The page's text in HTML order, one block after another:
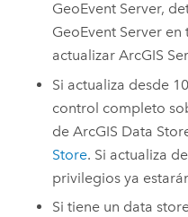
GeoEvent Server,
GeoEvent Server en
actualizarArcGIS
Si actualiza desde
control completo
deArcGIS Data
Store. Si actualiza
privilegios ya
Si tiene un data